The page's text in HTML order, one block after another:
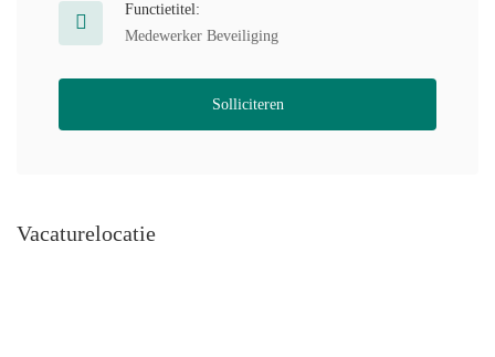
Functietitel:
Medewerker Beveiliging
Solliciteren
Vacaturelocatie